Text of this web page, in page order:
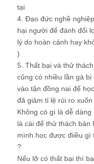
tại
4. Đạo đức nghề
hại người để đánh đổi
lý do hoàn cảnh hay
)
5. Thất bại và thử
cũng có nhiều lần gà
vào tận đồng nai để
đã giảm tỉ lệ rủi ro
Không có gì là dễ
là cái để thử thách bản
mình học được điiều gì
?
Nếu lỡ có thất bại thì